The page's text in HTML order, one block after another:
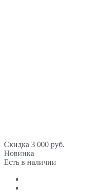
Скидка 3 000 руб.
Новинка
Есть в наличии